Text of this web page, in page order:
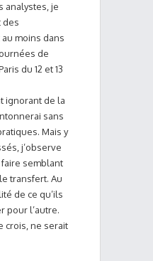
analystes, je
des
au moins dans
de
du 12 et 13
ignorant de la
sans
Mais y
j’observe
semblant
transfert. Au
de ce qu’ils
pour l’autre.
crois, ne serait